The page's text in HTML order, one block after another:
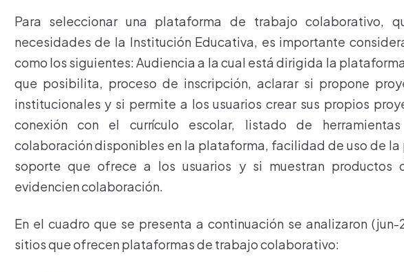
Para seleccionar una plataforma de trabajo colaborativo,
necesidades de la Institución Educativa, es importante
como los siguientes: Audiencia a la cual está dirigida la
que posibilita, proceso de inscripción, aclarar si propone
institucionales y si permite a los usuarios crear sus propios
conexión con el currículo escolar, listado de
colaboración disponibles en la plataforma, facilidad de uso de
soporte que ofrece a los usuarios y si muestran productos
evidencien colaboración.
En el cuadro que se presenta a continuación se analizaron
sitios que ofrecen plataformas de trabajo colaborativo: